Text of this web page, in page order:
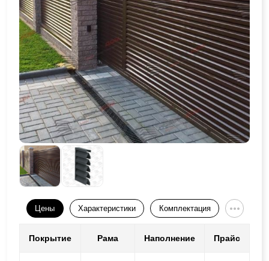
Цены Характеристики Комплектация
Покрытие Рама Наполнение Прайс